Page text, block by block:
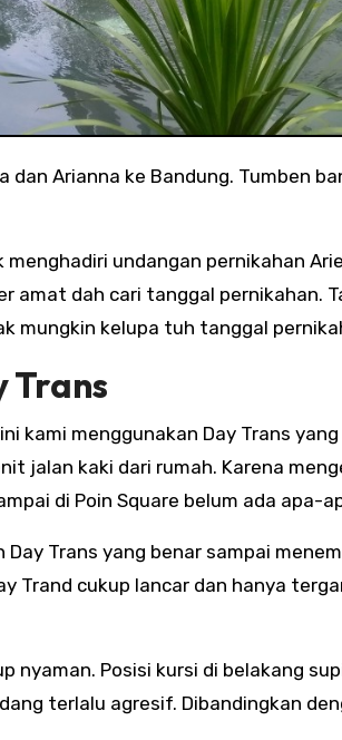
undangan pernikahan
amat dah cari tanggal pernikahan.
mungkin kelupa tuh tanggal
Trans
kami menggunakan Day Trans
jalan kaki dari rumah. Karena
di Poin Square belum ada apa-
Trans yang benar sampai
Trand cukup lancar dan hanya
nyaman. Posisi kursi di belakang
terlalu agresif. Dibandingkan